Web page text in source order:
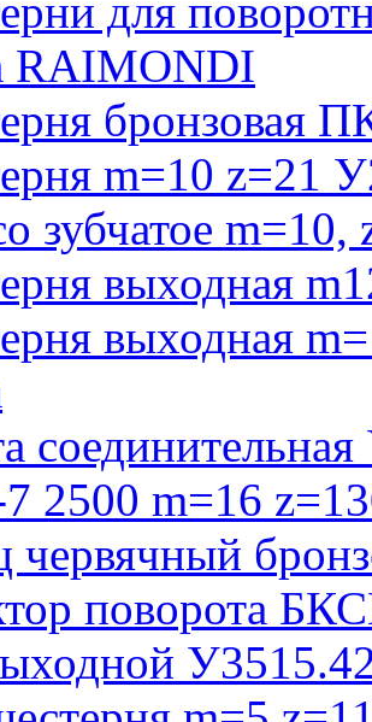
для
RAIMONDI
бронзовая
m=10 z=21
зубчатое
выходная
выходная
2500 m=16
червячный
поворота